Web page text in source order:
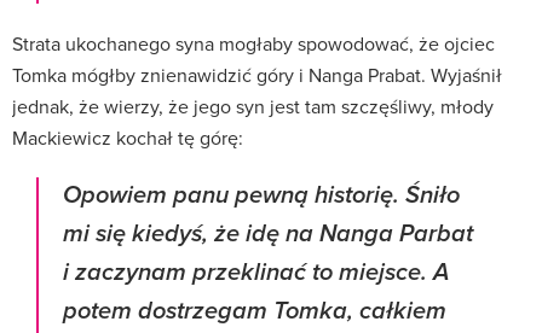
Strata ukochanego syna mogłaby spowodować, że ojciec
Tomka mógłby znienawidzić góry i Nanga Prabat. Wyjaśnił
jednak, że wierzy, że jego syn jest tam szczęśliwy, młody
Mackiewicz kochał tę górę:
Opowiem panu pewną historię. Śniło
mi się kiedyś, że idę na Nanga Parbat
i zaczynam przeklinać to miejsce. A
potem dostrzegam Tomka, całkiem